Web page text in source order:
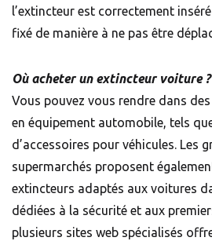
l’extincteur est correctement
fixé de manière à ne pas être
Où acheter un extincteur voiture ?
Vous pouvez vous rendre dans
en équipement automobile, tels
d’accessoires pour véhicules. Les
supermarchés proposent
extincteurs adaptés aux voitures
dédiées à la sécurité et aux
plusieurs sites web spécialisés